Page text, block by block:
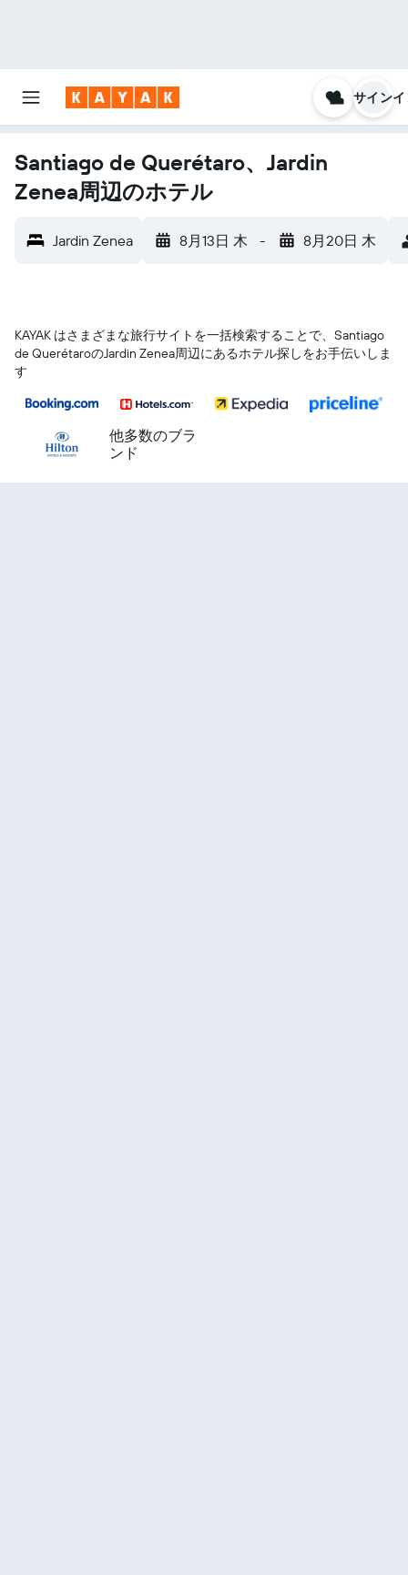
サイン
Santiago de Querétaro、Jardin
Zenea周辺のホテル
Jardin Zenea 8月13日 木 - 8月20日 木
KAYAK はさまざまな旅行サイトを一括検索することで、Santiago
de Querétaro​のJardin Zenea​周辺にあるホテル探しをお手伝いしま
す
他多数のブラ
ンド